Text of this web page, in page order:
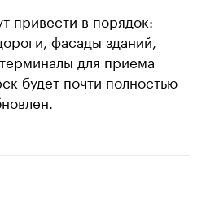
привести в порядок:
фасады зданий,
для приема
будет почти полностью